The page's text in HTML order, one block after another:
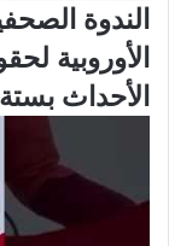
الأوروبية
الأحداث